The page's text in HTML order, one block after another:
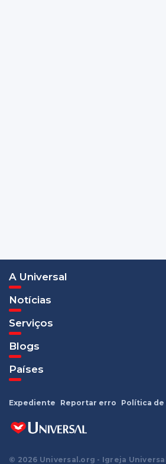
A Universal
Notícias
Serviços
Blogs
Países
© 2026 Universal.org - Igreja
Expediente Reportar erro Política de